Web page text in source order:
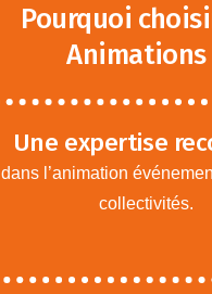
Pourquoi
Animations
Une expertise
dans l’animation
collectivités.